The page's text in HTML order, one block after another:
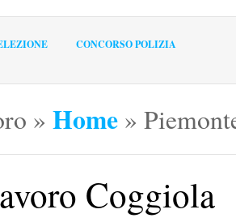
CONCORSO POLIZIA
» Home »
Coggiola